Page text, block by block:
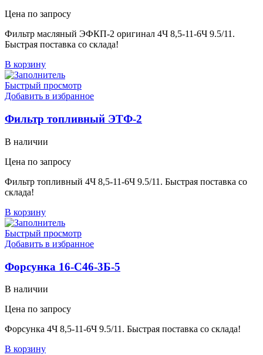
Цена по запросу
Фильтр масляный ЭФКП-2 оригинал 4Ч 8,5-11-6Ч 9.5/11.
Быстрая поставка со склада!
В корзину
Быстрый просмотр
Добавить в избранное
Фильтр топливный ЭТФ-2
В наличии
Цена по запросу
Фильтр топливный 4Ч 8,5-11-6Ч 9.5/11. Быстрая поставка со
склада!
В корзину
Быстрый просмотр
Добавить в избранное
Форсунка 16-С46-3Б-5
В наличии
Цена по запросу
Форсунка 4Ч 8,5-11-6Ч 9.5/11. Быстрая поставка со склада!
В корзину